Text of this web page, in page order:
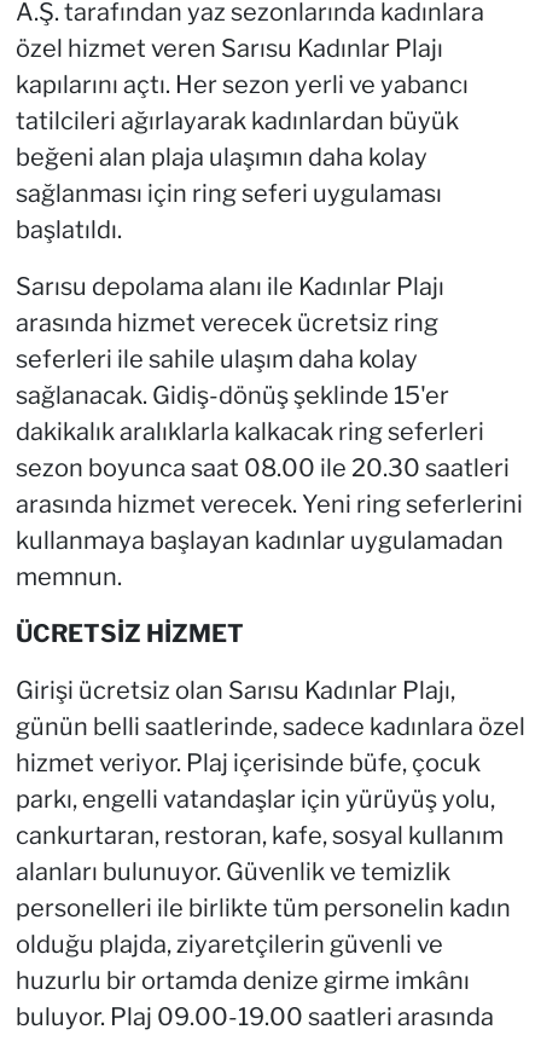
A.Ş. tarafından yaz sezonlarında kadınlara
özel hizmet veren Sarısu Kadınlar Plajı
kapılarını açtı. Her sezon yerli ve yabancı
tatilcileri ağırlayarak kadınlardan büyük
beğeni alan plaja ulaşımın daha kolay
sağlanması için ring seferi uygulaması
başlatıldı.
Sarısu depolama alanı ile Kadınlar Plajı
arasında hizmet verecek ücretsiz ring
seferleri ile sahile ulaşım daha kolay
sağlanacak. Gidiş-dönüş şeklinde 15'er
dakikalık aralıklarla kalkacak ring seferleri
sezon boyunca saat 08.00 ile 20.30 saatleri
arasında hizmet verecek. Yeni ring seferlerini
kullanmaya başlayan kadınlar uygulamadan
memnun.
ÜCRETSİZ HİZMET
Girişi ücretsiz olan Sarısu Kadınlar Plajı,
günün belli saatlerinde, sadece kadınlara özel
hizmet veriyor. Plaj içerisinde büfe, çocuk
parkı, engelli vatandaşlar için yürüyüş yolu,
cankurtaran, restoran, kafe, sosyal kullanım
alanları bulunuyor. Güvenlik ve temizlik
personelleri ile birlikte tüm personelin kadın
olduğu plajda, ziyaretçilerin güvenli ve
huzurlu bir ortamda denize girme imkânı
buluyor. Plaj 09.00-19.00 saatleri arasında